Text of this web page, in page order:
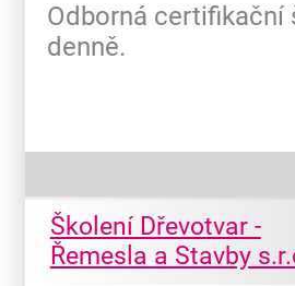
Odborná certifikační
denně.
Školení Dřevotvar -
Řemesla a Stavby